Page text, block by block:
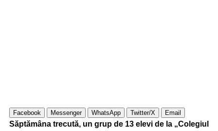
Facebook Messenger WhatsApp Twitter/X Email
Săptămâna trecută, un grup de 13 elevi de la „Colegiul